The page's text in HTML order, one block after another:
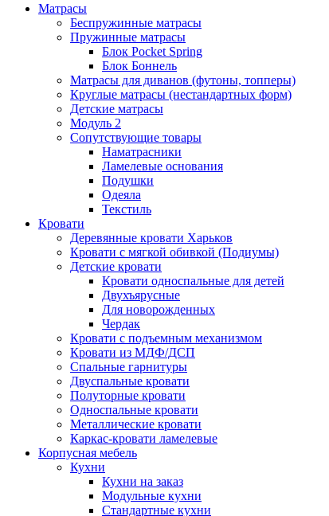
Матрасы
Беспружинные матрасы
Пружинные матрасы
Блок Pocket Spring
Блок Боннель
Матрасы для диванов (футоны, топперы)
Круглые матрасы (нестандартных форм)
Детские матрасы
Модуль 2
Сопутствующие товары
Наматрасники
Ламелевые основания
Подушки
Одеяла
Текстиль
Кровати
Деревянные кровати Харьков
Кровати с мягкой обивкой (Подиумы)
Детские кровати
Кровати односпальные для детей
Двухъярусные
Для новорожденных
Чердак
Кровати с подъемным механизмом
Кровати из МДФ/ДСП
Спальные гарнитуры
Двуспальные кровати
Полуторные кровати
Односпальные кровати
Металлические кровати
Каркас-кровати ламелевые
Корпусная мебель
Кухни
Кухни на заказ
Модульные кухни
Стандартные кухни